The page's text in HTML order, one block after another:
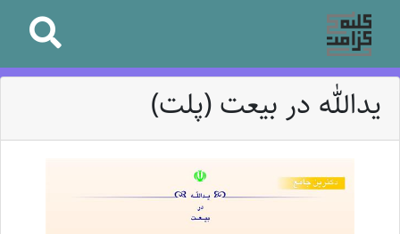
یدالله در بیعت (پلت)